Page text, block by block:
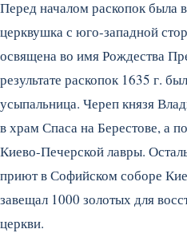
Перед началом раскопок была
церквушка с юго-западной
освящена во имя Рождества
результате раскопок 1635 г.
усыпальница. Череп князя
в храм Спаса на Берестове, а
Киево-Печерской лавры.
приют в Софийском соборе
завещал 1000 золотых для
церкви.